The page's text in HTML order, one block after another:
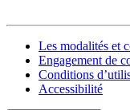
Les modalités et
Engagement de
Conditions
Accessibilité